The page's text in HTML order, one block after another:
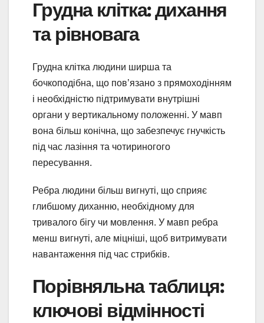
Грудна клітка: дихання
та рівновага
Грудна клітка людини ширша та
бочкоподібна, що пов’язано з прямоходінням
і необхідністю підтримувати внутрішні
органи у вертикальному положенні. У мавп
вона більш конічна, що забезпечує гнучкість
під час лазіння та чотириногого
пересування.
Ребра людини більш вигнуті, що сприяє
глибшому диханню, необхідному для
тривалого бігу чи мовлення. У мавп ребра
менш вигнуті, але міцніші, щоб витримувати
навантаження під час стрибків.
Порівняльна таблиця:
ключові відмінності